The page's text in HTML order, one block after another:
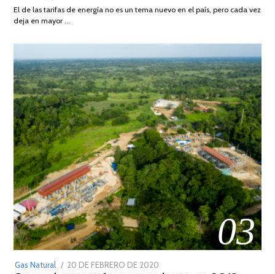
DE
El de las tarifas de energía no es un tema nuevo en el país, pero cada vez
deja en mayor …
03
Gas Natural
POSTED
20 DE FEBRERO DE 2020